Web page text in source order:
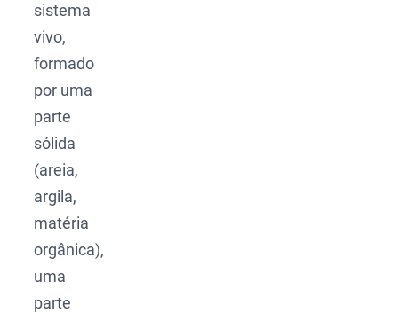
sistema
vivo,
formado
por uma
parte
sólida
(areia,
argila,
matéria
orgânica),
uma
parte